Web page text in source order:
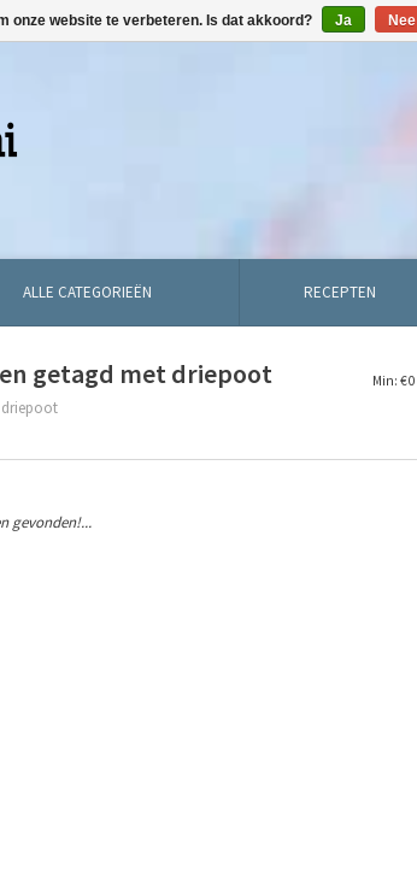
ALLE CATEGORIEËN RECEPTEN
getagd met driepoot
driepoot
Min: €0
gevonden!...
onze website te verbeteren. Is dat akkoord? Ja Nee